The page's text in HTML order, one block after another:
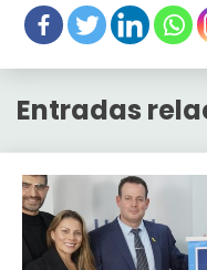
Entradas